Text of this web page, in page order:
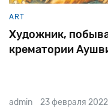
ART
Художник,
крематории
admin 23 февраля 2022